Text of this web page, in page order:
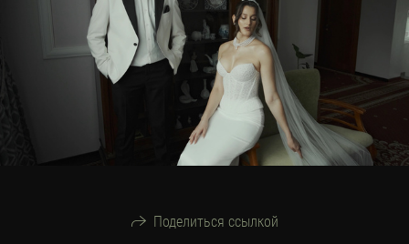
Поделиться ссылкой